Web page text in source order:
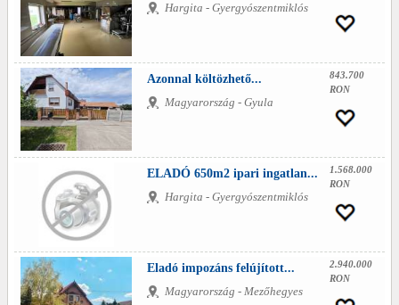
Hargita - Gyergyószentmiklós
Azonnal költözhető...
Magyarország - Gyula
843.700
RON
ELADÓ 650m2 ipari ingatlan...
Hargita - Gyergyószentmiklós
1.568.000
RON
Eladó impozáns felújított...
Magyarország - Mezőhegyes
2.940.000
RON